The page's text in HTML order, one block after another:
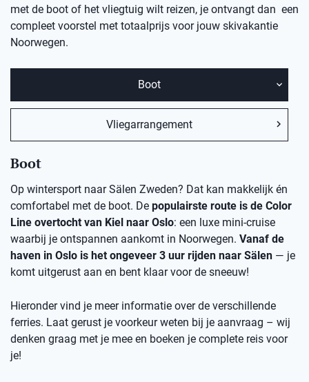
met de boot of het vliegtuig wilt reizen, je ontvangt dan een
compleet voorstel met totaalprijs voor jouw skivakantie
Noorwegen.
Boot
Vliegarrangement
Boot
Op wintersport naar Sälen Zweden? Dat kan makkelijk én
comfortabel met de boot. De populairste route is de Color
Line overtocht van Kiel naar Oslo: een luxe mini-cruise
waarbij je ontspannen aankomt in Noorwegen. Vanaf de
haven in Oslo is het ongeveer 3 uur rijden naar Sälen — je
komt uitgerust aan en bent klaar voor de sneeuw!
Hieronder vind je meer informatie over de verschillende
ferries. Laat gerust je voorkeur weten bij je aanvraag – wij
denken graag met je mee en boeken je complete reis voor
je!